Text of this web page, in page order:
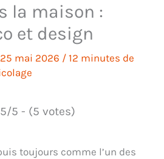
la maison :
et design
25 mai 2026 / 12 minutes de
5/5 - (5 votes)
toujours comme l’un des